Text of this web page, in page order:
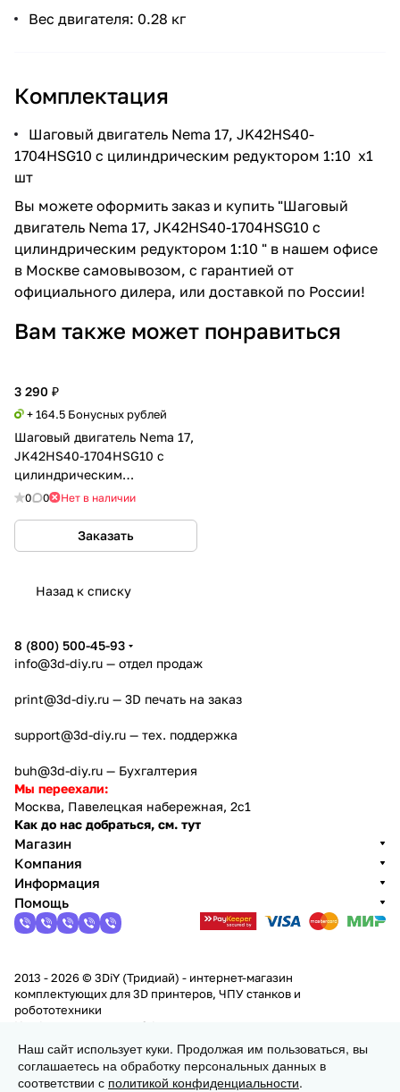
Вес двигателя: 0.28 кг
Комплектация
Шаговый двигатель Nema 17, JK42HS40-
1704HSG10 c цилиндрическим редуктором 1:10 x1
шт
Вы можете оформить заказ и купить "Шаговый
двигатель Nema 17, JK42HS40-1704HSG10 c
цилиндрическим редуктором 1:10 " в нашем офисе
в Москве самовывозом, с гарантией от
официального дилера, или доставкой по России!
Вам также может понравиться
3 290 ₽
+ 164.5 Бонусных рублей
Шаговый двигатель Nema 17,
JK42HS40-1704HSG10 c
цилиндрическим
редуктором 1:10
0 0 Нет в наличии
Заказать
Назад к списку
Заказать
8 (800) 500-45-93
info@3d-diy.ru — отдел продаж
print@3d-diy.ru — 3D печать на заказ
support@3d-diy.ru — тех. поддержка
buh@3d-diy.ru — Бухгалтерия
Мы переехали:
Москва, Павелецкая набережная, 2с1
Как до нас добраться, см. тут
Магазин
Компания
Информация
Помощь
2013 - 2026 © 3DiY (Тридиай) - интернет-магазин
комплектующих для 3D принтеров, ЧПУ станков и
робототехники
Оферта
Наш сайт использует куки. Продолжая им пользоваться, вы
соглашаетесь на обработку персональных данных в
соответствии с политикой конфиденциальности.